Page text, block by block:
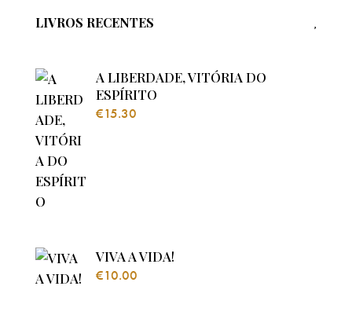
LIVROS RECENTES
A LIBERDADE, VITÓRIA DO
ESPÍRITO
€15.30
VIVA A VIDA!
€10.00